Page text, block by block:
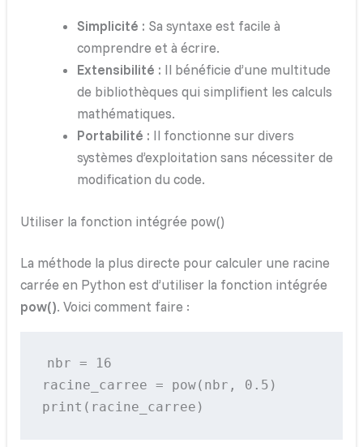
Simplicité : Sa syntaxe est facile à
comprendre et à écrire.
Extensibilité : Il bénéficie d’une multitude
de bibliothèques qui simplifient les calculs
mathématiques.
Portabilité : Il fonctionne sur divers
systèmes d’exploitation sans nécessiter de
modification du code.
Utiliser la fonction intégrée pow()
La méthode la plus directe pour calculer une racine
carrée en Python est d’utiliser la fonction intégrée
pow(). Voici comment faire :
nbr = 16
racine_carree = pow(nbr, 0.5)